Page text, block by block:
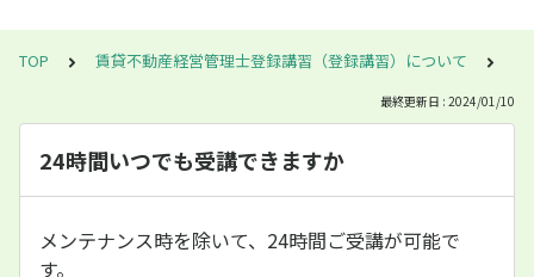
TOP 賃貸不動産経営管理士登録講習（登録講習）について
最終更新日 : 2024/01/10
24時間いつでも受講できますか
メンテナンス時を除いて、24時間ご受講が可能で
す。